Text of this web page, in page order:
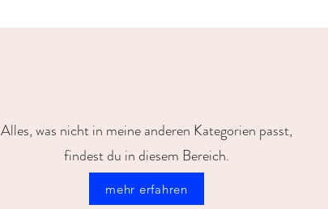
Alles, was nicht in meine anderen Kategorien passt,
findest du in diesem Bereich.
mehr erfahren